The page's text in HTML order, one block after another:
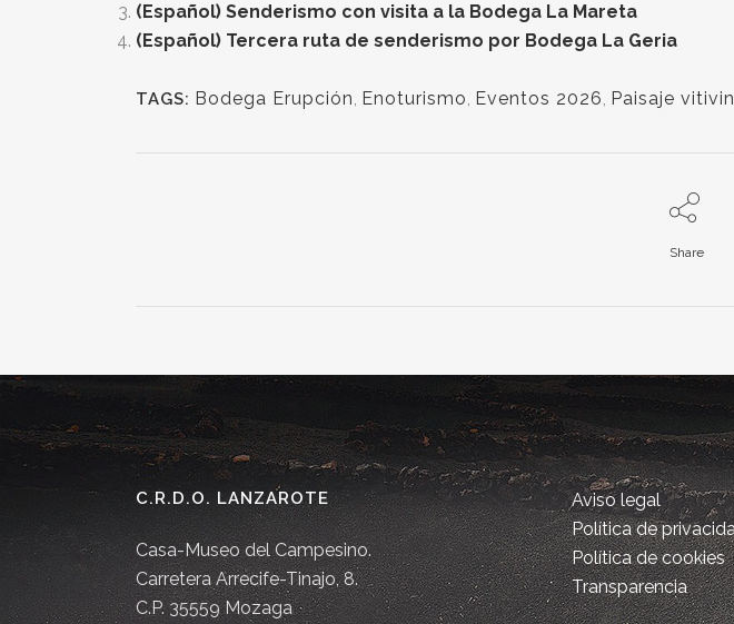
(Español) Senderismo con visita a la Bodega La Mareta
(Español) Tercera ruta de senderismo por Bodega La Geria
TAGS: Bodega Erupción, Enoturismo, Eventos 2026, Paisaje
Share
C.R.D.O. LANZAROTE
Casa-Museo del Campesino.
Carretera Arrecife-Tinajo, 8.
C.P. 35559 Mozaga
Aviso legal
Política de
Política de cookies
Transparencia